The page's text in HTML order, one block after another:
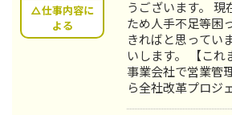
け合わせて、建設
イト設計・内部対
らない販売戦略ま
示と集客に繋がる
一括でお手伝いできます。
サイト】 制作・運
ト様の声もご覧い
△仕事内容に
よる
うございます。 現
ため人手不足等困
きればと思ってい
いします。 【これまでの経歴】 BtoC
事業会社で営業管
ら全社改革プロジ